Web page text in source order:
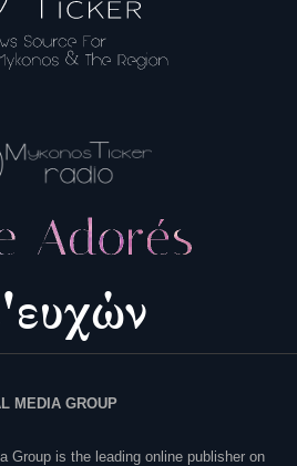
MEDIA GROUP
Group is the leading online publisher on